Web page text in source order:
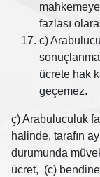
fazlası
c)
ücrete hak
geçemez.
ç) Arabuluculuk
halinde, tarafın
durumunda
ücret, (c)